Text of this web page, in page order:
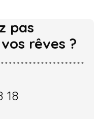
pas
rêves ?
18